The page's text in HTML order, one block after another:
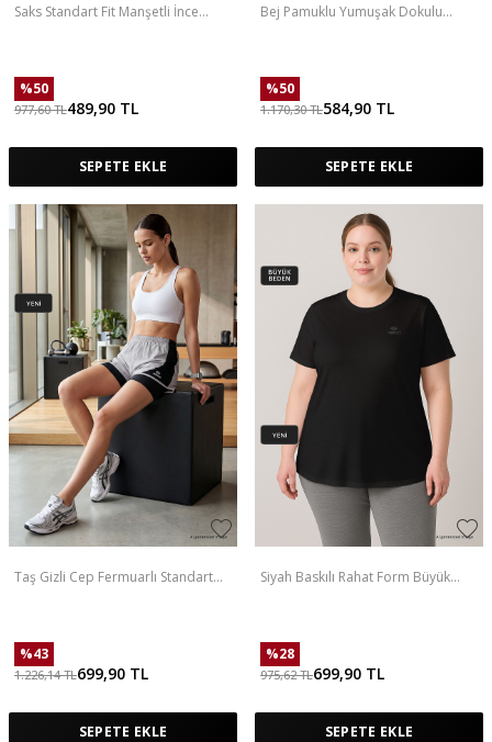
Saks Standart Fit Manşetli İnce
%50
977,60TL489,90 TL
SEPETE EKLE
Bej Pamuklu Yumuşak Dokulu
%50
1.170,30TL584,90 TL
SEPETE EKLE
Taş Gizli Cep Fermuarlı Standart
%43
1.226,14TL699,90 TL
SEPETE EKLE
Siyah Baskılı Rahat Form Büyük
%28
975,62TL699,90 TL
SEPETE EKLE